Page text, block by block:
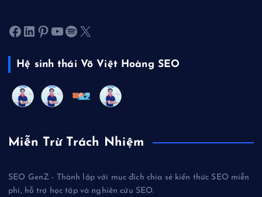
Facebook LinkedIn Pinterest Youtube Spotify X
Hệ sinh thái Võ Việt Hoàng SEO
Miễn Trừ Trách Nhiệm
SEO GenZ - Thành lập với mục đích chia sẻ kiến thức SEO miễn
phí, hỗ trợ học tập và nghiên cứu SEO.